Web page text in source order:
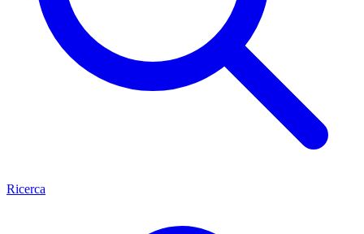
Ricerca